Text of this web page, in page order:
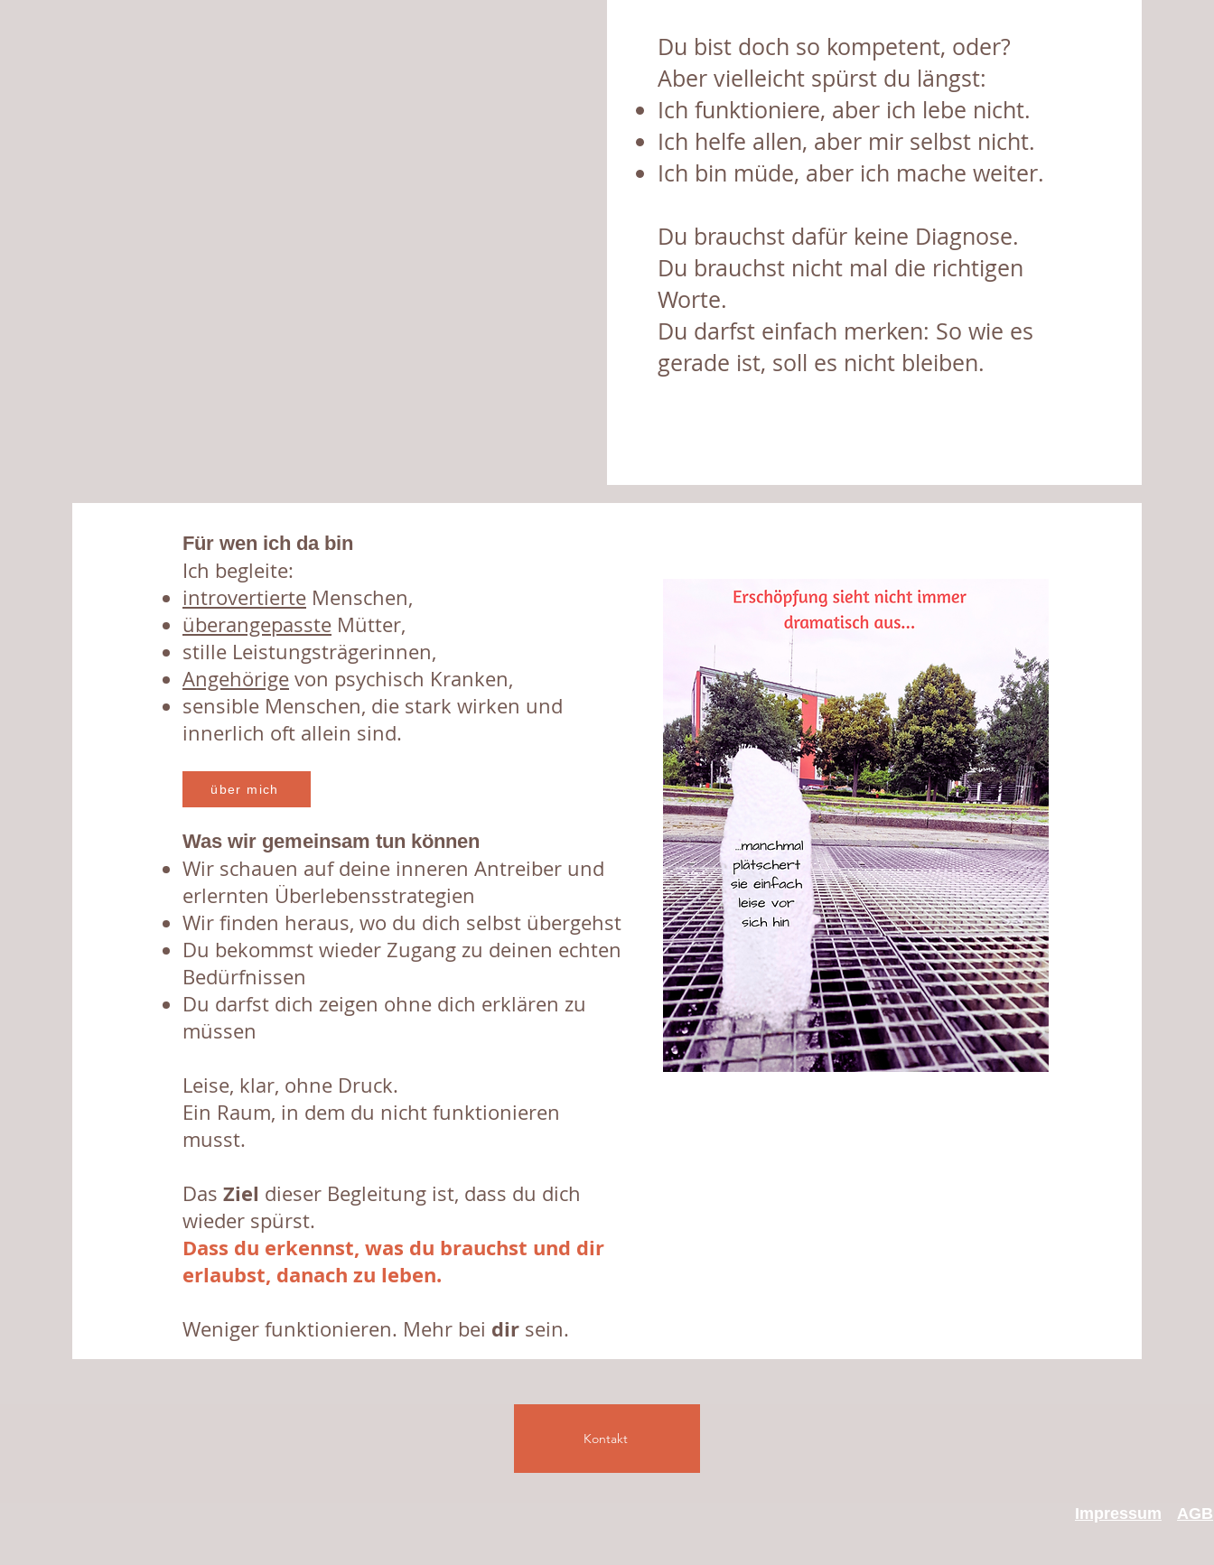
Du bist doch so kompetent, oder?
Aber vielleicht spürst du längst:
Ich funktioniere, aber ich lebe nicht.
Ich helfe allen, aber mir selbst nicht.
Ich bin müde, aber ich mache weiter.
Du brauchst dafür keine Diagnose.
Du brauchst nicht mal die richtigen
Worte.
Du darfst einfach merken: So wie es
gerade ist, soll es nicht bleiben.​
​Für wen ich da bin
Ich begleite:
introvertierte Menschen,
überangepasste Mütter,​
stille Leistungsträgerinnen,
Angehörige von psychisch Kranken,
sensible Menschen, die stark wirken und
innerlich oft allein sind.
Was wir gemeinsam tun können
Wir schauen auf deine inneren Antreiber und
erlernten Überlebensstrategien
Wir finden heraus, wo du dich selbst übergehst
Du bekommst wieder Zugang zu deinen echten
Bedürfnissen
Du darfst dich zeigen ohne dich erklären zu
müssen
Leise, klar, ohne Druck.
Ein Raum, in dem du nicht funktionieren
musst.
Das Ziel dieser Begleitung ist, dass du dich
wieder spürst.
Dass du erkennst, was du brauchst und dir
erlaubst, danach zu leben.
Weniger funktionieren. Mehr bei dir sein.
über mich
Kontakt
Impressum AGB